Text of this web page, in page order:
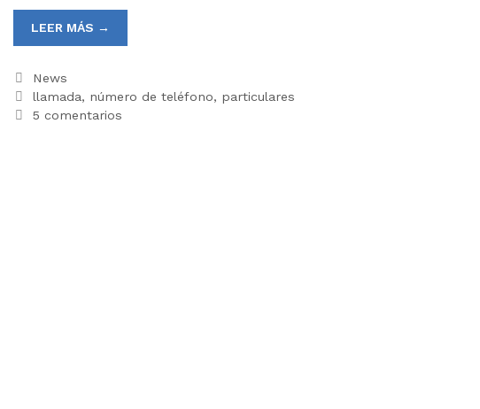
LEER MÁS →
News
llamada, número de teléfono, particulares
5 comentarios